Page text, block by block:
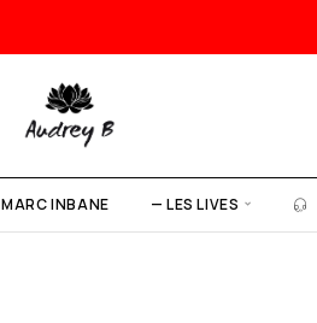
MARC INBANE — LES LIVES